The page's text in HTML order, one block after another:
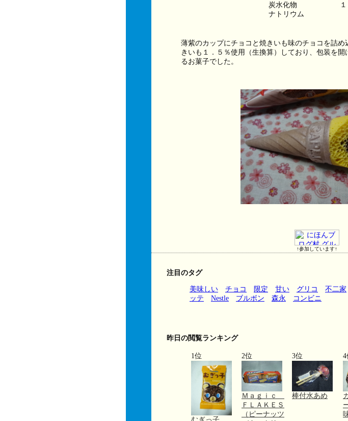
炭水化物　　　　　　１
ナトリウム　　　　　　
薄紫のカップにチョコと焼きいも味のチョコを詰め
きいも１．５％使用（生換算）しており、包装を開
るお菓子でした。
↑参加しています↑
注目のタグ
美味しい チョコ 限定 甘い グリコ 不二家
ッテ
Nestle ブルボン 森永 コンビニ
昨日の閲覧ランキング
1位 2位
Ｍａｇｉｃ
ＦＬＡＫＥＳ
（ピーナッツ
3位
棒付水あめ
4